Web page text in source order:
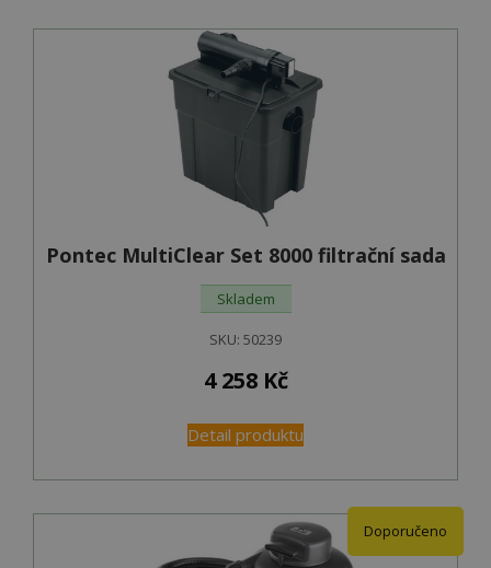
Pontec MultiClear Set 8000 filtrační sada
Skladem
SKU: 50239
4 258 Kč
Detail produktu
Doporučeno